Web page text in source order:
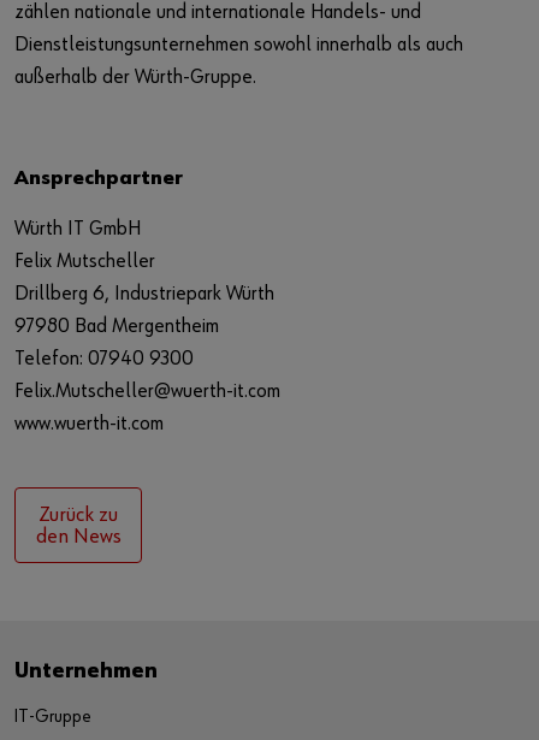
zählen nationale und internationale Handels- und
Dienstleistungsunternehmen sowohl innerhalb als auch
außerhalb der Würth-Gruppe.
Ansprechpartner
Würth IT GmbH
Felix Mutscheller
Drillberg 6, Industriepark Würth
97980 Bad Mergentheim
Telefon: 07940 9300
Felix.Mutscheller@wuerth-it.com
www.wuerth-it.com
Zurück zu
den News
Unternehmen
IT-Gruppe